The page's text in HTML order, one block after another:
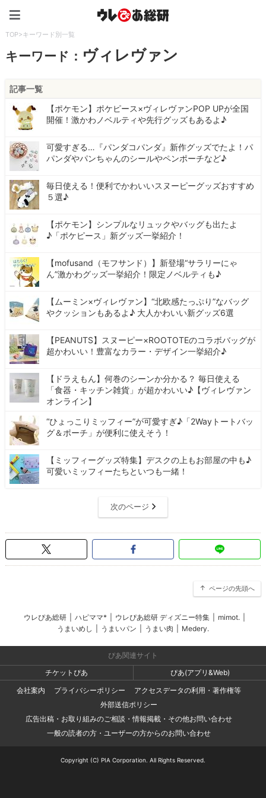
TOP>キーワード別一覧
キーワード： ヴィレヴァン
記事一覧
【ポケモン】ポケピース×ヴィレヴァンPOP UPが全国
開催！激かわノベルティや先行グッズもあるよ♪
可愛すぎる…『パンダコパンダ』新作グッズでたよ！パ
パンダやパンちゃんのシールやペンポーチなど♪
毎日使える！便利でかわいいスヌーピーグッズおすすめ
５選♪
【ポケモン】シンプルなリュックやバッグも出たよ
♪「ポケピース」新グッズ一挙紹介！
【mofusand（モフサンド）】新登場“サラリーにゃ
ん”激かわグッズ一挙紹介！限定ノベルティも♪
【ムーミン×ヴィレヴァン】“北欧感たっぷり”なバッグ
やクッションもあるよ♪ 大人かわいい新グッズ6選
【PEANUTS】スヌーピー×ROOTOTEのコラボバッグが
超かわいい！豊富なカラー・デザイン一挙紹介♪
【ドラえもん】何巻のシーンか分かる？ 毎日使える
「食器・キッチン雑貨」が超かわいい♪【ヴィレヴァン
オンライン】
“ひょっこりミッフィー”が可愛すぎ♪「2Wayトートバッ
グ＆ポーチ」が便利に使えそう！
【ミッフィーグッズ特集】デスクの上もお部屋の中も♪
可愛いミッフィーたちといつも一緒！
次のページ
ページの先頭へ
ウレぴあ総研 ハピママ* ウレぴあ総研 ディズニー特集 mimot.
うまいめし
うまいパン うまい肉 Medery.
ぴあ関連サイト
チケットぴあ
ぴあ(アプリ&Web)
会社案内
プライバシーポリシー
アクセスデータの利用・著作権等
外部送信ポリシー
広告出稿・お取り組みのご相談・情報掲載・その他お問い合わせ
一般の読者の方・ユーザーの方からのお問い合わせ
Copyright (C) PIA Corporation. All Rights Reserved.